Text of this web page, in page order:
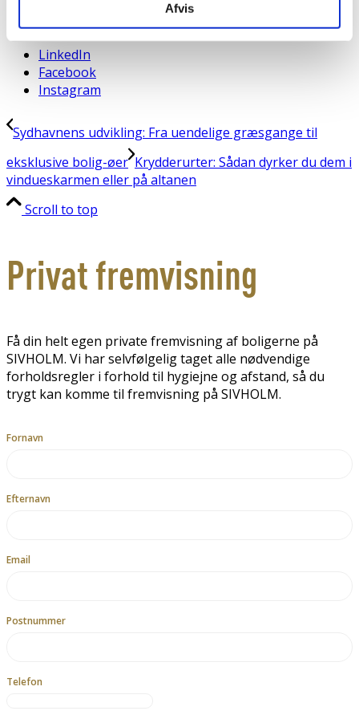
Afvis
LinkedIn
Facebook
Instagram
Sydhavnens udvikling: Fra uendelige græsgange til
eksklusive bolig-øer Krydderurter: Sådan dyrker du dem i
vindueskarmen eller på altanen
Scroll to top
Privat fremvisning
Få din helt egen private fremvisning af boligerne på
SIVHOLM. Vi har selvfølgelig taget alle nødvendige
forholdsregler i forhold til hygiejne og afstand, så du
trygt kan komme til fremvisning på SIVHOLM.
Fornavn
Efternavn
Email
Postnummer
Telefon